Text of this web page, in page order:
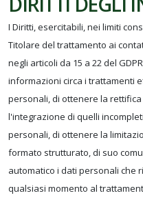
I Diritti, esercitabili, nei limiti
Titolare del trattamento ai
negli articoli da 15 a 22 del
informazioni circa i trattamenti
personali, di ottenere la
l'integrazione di quelli
personali, di ottenere la
formato strutturato, di suo
automatico i dati personali che
qualsiasi momento al